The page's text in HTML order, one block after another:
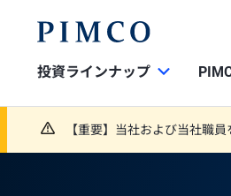
投資ラインナップ
【重要】当社および当社職